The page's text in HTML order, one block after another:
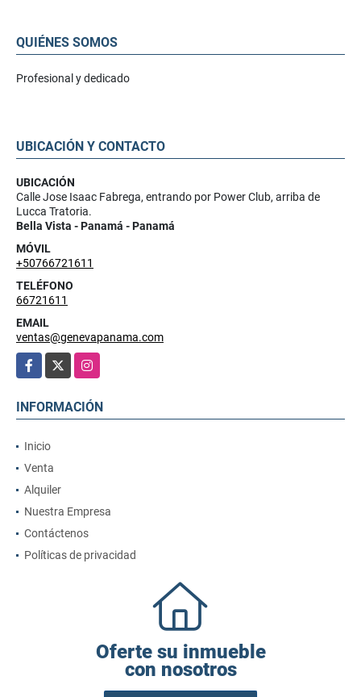
QUIÉNES SOMOS
Profesional y dedicado
UBICACIÓN Y CONTACTO
UBICACIÓN
Calle Jose Isaac Fabrega, entrando por Power Club, arriba de
Lucca Tratoria.
Bella Vista - Panamá - Panamá
MÓVIL
+50766721611
TELÉFONO
66721611
EMAIL
ventas@genevapanama.com
Facebook
Instagram
INFORMACIÓN
Inicio
Venta
Alquiler
Nuestra Empresa
Contáctenos
Políticas de privacidad
Oferte su inmueble
con nosotros